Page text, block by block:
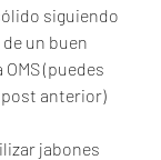
siguiendo
un buen
(puedes
anterior)
jabones